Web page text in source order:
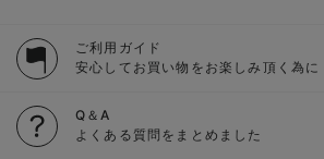
ご利用ガイド
安心してお買い物をお楽しみ頂く為に
Q＆A
よくある質問をまとめました